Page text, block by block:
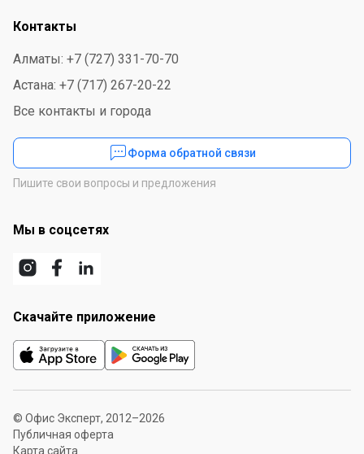
Контакты
Алматы: +7 (727) 331-70-70
Астана: +7 (717) 267-20-22
Все контакты и города
Форма обратной связи
Пишите свои вопросы и предложения
Мы в соцсетях
Скачайте приложение
© Офис Эксперт, 2012–2026
Публичная оферта
Карта сайта